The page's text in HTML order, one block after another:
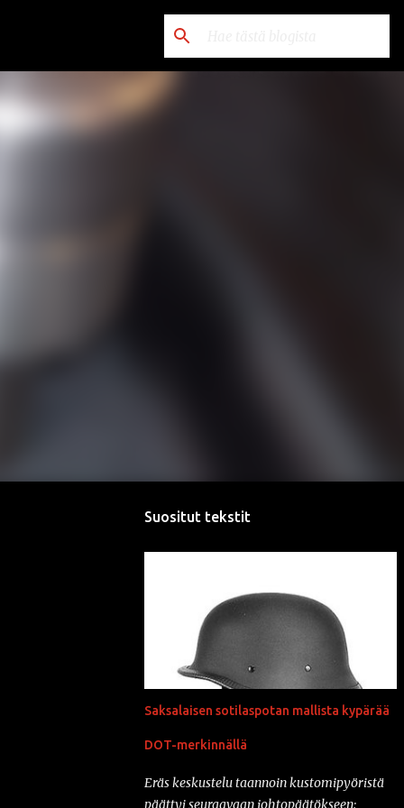
Suositut tekstit
Saksalaisen sotilaspotan mallista kypärää
DOT-merkinnällä
Eräs keskustelu taannoin kustomipyöristä
päättyi seuraavaan johtopäätökseen: